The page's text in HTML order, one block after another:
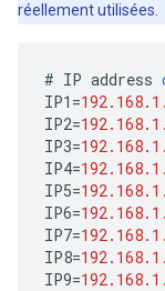
réellement utilisées.
# IP address
IP1 =
IP2=
IP3=
IP4=
IP5=
IP6=
IP7=
IP8=
IP9=